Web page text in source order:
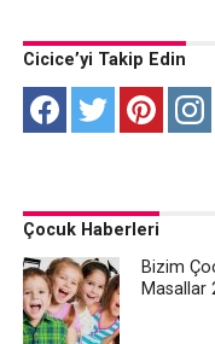
Cicice’yi Takip Edin
Çocuk Haberleri
Bizim
Masallar